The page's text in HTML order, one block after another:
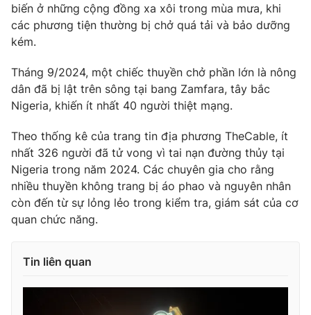
VTV Sức khoẻ Bất động sản
VTV4 Vươn mình bằng AI
VTV9 VTV8
Liên hệ tòa soạn English
THỜI BÁO VTV
biến ở những cộng đồng xa xôi trong mùa mưa, khi
các phương tiện thường bị chở quá tải và bảo dưỡng
kém.
Tháng 9/2024, một chiếc thuyền chở phần lớn là nông
dân đã bị lật trên sông tại bang Zamfara, tây bắc
Nigeria, khiến ít nhất 40 người thiệt mạng.
Theo thống kê của trang tin địa phương TheCable, ít
nhất 326 người đã tử vong vì tai nạn đường thủy tại
Nigeria trong năm 2024. Các chuyên gia cho rằng
nhiều thuyền không trang bị áo phao và nguyên nhân
còn đến từ sự lỏng lẻo trong kiểm tra, giám sát của cơ
quan chức năng.
Tin liên quan